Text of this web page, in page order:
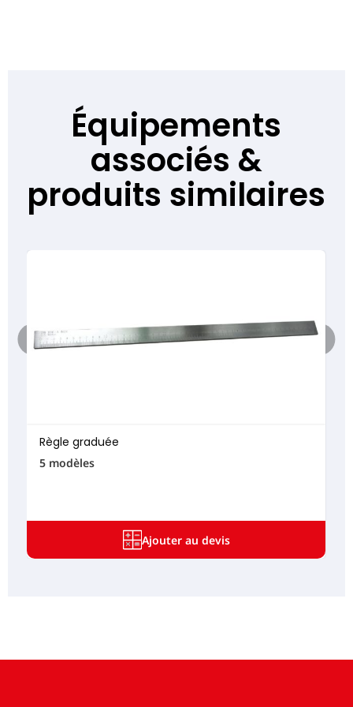
Équipements
associés &
produits similaires
Règle graduée
5 modèles
Ajouter au devis